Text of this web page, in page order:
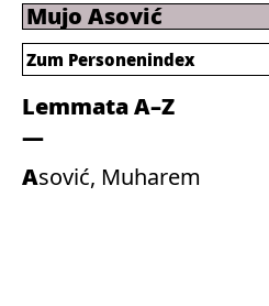
Mujo Asović
Lemmata A–Z
Asović, Muharem
Zum Personenindex